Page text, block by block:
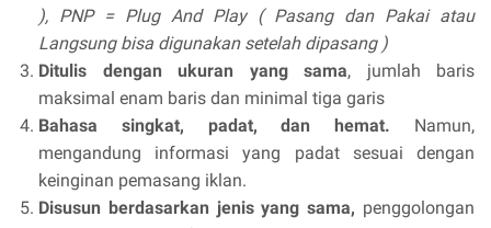
), PNP = Plug And Play ( Pasang dan Pakai atau
Langsung bisa digunakan setelah dipasang )
Ditulis dengan ukuran yang sama, jumlah baris
maksimal enam baris dan minimal tiga garis
Bahasa singkat, padat, dan hemat. Namun,
mengandung informasi yang padat sesuai dengan
keinginan pemasang iklan.
Disusun berdasarkan jenis yang sama, penggolongan